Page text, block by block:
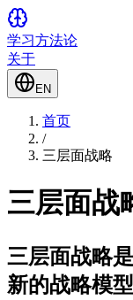
学习方法论
关于
EN
首页
/
三层面战略
三层面战
三层面战略
新的战略模